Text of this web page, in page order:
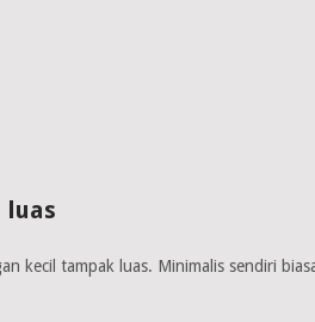
luas
tampak luas. Minimalis sendiri